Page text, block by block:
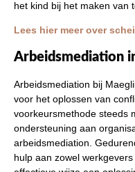
het kind bij het maken van
Lees hier meer over
Arbeidsmediation
Arbeidsmediation bij
voor het oplossen van
voorkeursmethode steeds
ondersteuning aan
arbeidsmediation.
hulp aan zowel